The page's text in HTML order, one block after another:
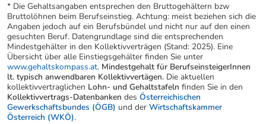
* Die Gehaltsangaben entsprechen den Bruttogehältern bzw
Bruttolöhnen beim Berufseinstieg. Achtung: meist beziehen sich die
Angaben jedoch auf ein Berufsbündel und nicht nur auf den einen
gesuchten Beruf. Datengrundlage sind die entsprechenden
Mindestgehälter in den Kollektivverträgen (Stand: 2025). Eine
Übersicht über alle Einstiegsgehälter finden Sie unter
www.gehaltskompass.at. Mindestgehalt für BerufseinsteigerInnen
lt. typisch anwendbaren Kollektivvertägen. Die aktuellen
kollektivvertraglichen Lohn- und Gehaltstafeln finden Sie in den
Kollektivvertrags-Datenbanken des Österreichischen
Gewerkschaftsbundes (ÖGB) und der Wirtschaftskammer
Österreich (WKÖ).